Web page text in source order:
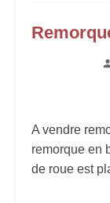
A vendre
remorque en
de roue est